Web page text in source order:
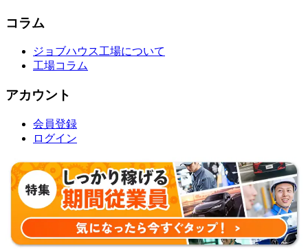
コラム
ジョブハウス工場について
工場コラム
アカウント
会員登録
ログイン